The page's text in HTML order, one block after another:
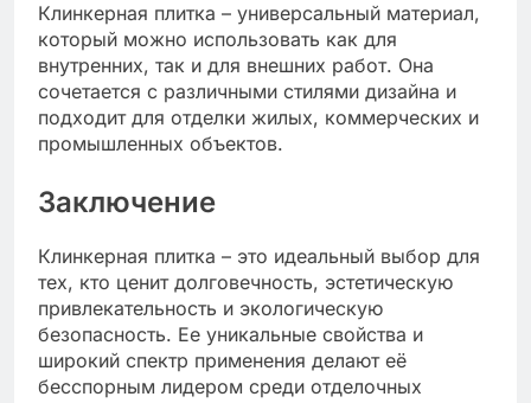
Клинкерная плитка – универсальный материал,
который можно использовать как для
внутренних, так и для внешних работ. Она
сочетается с различными стилями дизайна и
подходит для отделки жилых, коммерческих и
промышленных объектов.
Заключение
Клинкерная плитка – это идеальный выбор для
тех, кто ценит долговечность, эстетическую
привлекательность и экологическую
безопасность. Ее уникальные свойства и
широкий спектр применения делают её
бесспорным лидером среди отделочных